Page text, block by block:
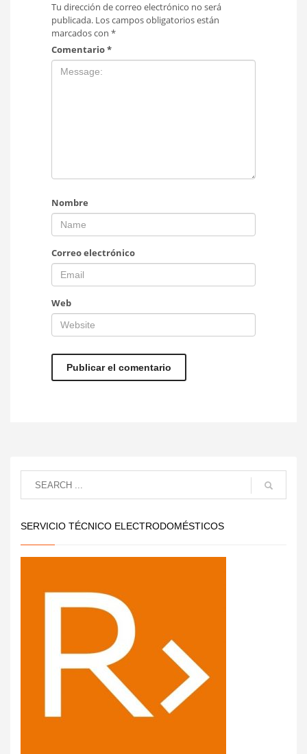
Tu dirección de correo electrónico no será
publicada. Los campos obligatorios están
marcados con *
Comentario*
Nombre
Correo electrónico
Web
SERVICIO TÉCNICO ELECTRODOMÉSTICOS